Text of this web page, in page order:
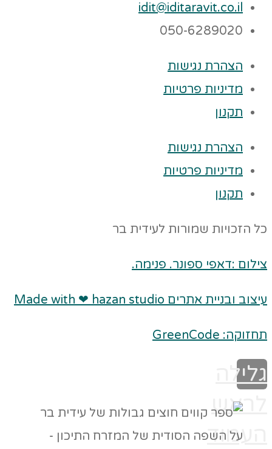
idit@iditaravit.co.il
050-6289020
הצהרת נגישות
מדיניות פרטיות
תקנון
הצהרת נגישות
מדיניות פרטיות
תקנון
כל הזכויות שמורות לעידית בר
צילום :דאפי ספונר. פנימה.
עיצוב ובניית אתרים Made with ❤ hazan studio
תחזוקה: GreenCode
גלילה
לראש
העמוד